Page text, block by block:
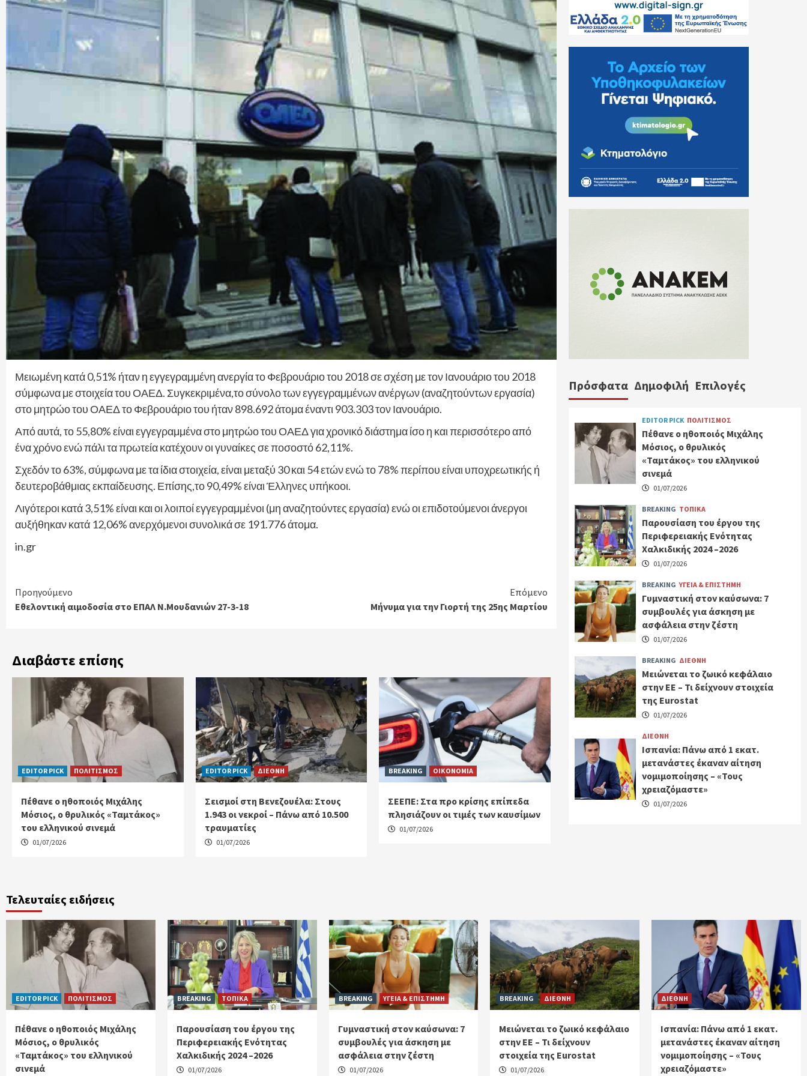
Μειωμένη κατά 0,51% ήταν η εγγεγραμμένη ανεργία το Φεβρουάριο του 2018 σε σχέση με τον Ιανουάριο του 2018
σύμφωνα με στοιχεία του ΟΑΕΔ. Συγκεκριμένα,το σύνολο των εγγεγραμμένων ανέργων (αναζητούντων εργασία)
στο μητρώο του ΟΑΕΔ το Φεβρουάριο του ήταν 898.692 άτομα έναντι 903.303 τον Ιανουάριο.
Από αυτά, το 55,80% είναι εγγεγραμμένα στο μητρώο του ΟΑΕΔ για χρονικό διάστημα ίσο η και περισσότερο από
ένα χρόνο ενώ πάλι τα πρωτεία κατέχουν οι γυναίκες σε ποσοστό 62,11%.
Σχεδόν το 63%, σύμφωνα με τα ίδια στοιχεία, είναι μεταξύ 30 και 54 ετών ενώ το 78% περίπου είναι υποχρεωτικής ή
δευτεροβάθμιας εκπαίδευσης. Επίσης,το 90,49% είναι Έλληνες υπήκοοι.
Λιγότεροι κατά 3,51% είναι και οι λοιποί εγγεγραμμένοι (μη αναζητούντες εργασία) ενώ οι επιδοτούμενοι άνεργοι
αυξήθηκαν κατά 12,06% ανερχόμενοι συνολικά σε 191.776 άτομα.
in.gr
Continue
Reading
Προηγούμενο
Εθελοντική αιμοδοσία στο ΕΠΑΛ Ν.Μουδανιών 27-3-18
Επόμενο
Μήνυμα για την Γιορτή της 25ης Μαρτίου
Διαβάστε επίσης
EDITOR PICK ΠΟΛΙΤΙΣΜΟΣ
Πέθανε ο ηθοποιός Μιχάλης
Μόσιος, ο θρυλικός «Ταμτάκος»
του ελληνικού σινεμά
01/07/2026
EDITOR PICK ΔΙΕΘΝΗ
Σεισμοί στη Βενεζουέλα: Στους
1.943 οι νεκροί – Πάνω από 10.500
τραυματίες
01/07/2026
BREAKING ΟΙΚΟΝΟΜΙΑ
ΣΕΕΠΕ: Στα προ κρίσης επίπεδα
πλησιάζουν οι τιμές των καυσίμων
01/07/2026
Πρόσφατα Δημοφιλή Επιλογές
EDITOR PICK ΠΟΛΙΤΙΣΜΟΣ
Πέθανε ο ηθοποιός Μιχάλης
Μόσιος, ο θρυλικός
«Ταμτάκος» του ελληνικού
σινεμά
01/07/2026
BREAKING ΤΟΠΙΚΑ
Παρουσίαση του έργου της
Περιφερειακής Ενότητας
Χαλκιδικής 2024 –2026
01/07/2026
BREAKING ΥΓΕΙΑ & ΕΠΙΣΤΗΜΗ
Γυμναστική στον καύσωνα: 7
συμβουλές για άσκηση με
ασφάλεια στην ζέστη
01/07/2026
BREAKING ΔΙΕΘΝΗ
Μειώνεται το ζωικό κεφάλαιο
στην ΕΕ – Τι δείχνουν στοιχεία
της Eurostat
01/07/2026
ΔΙΕΘΝΗ
Ισπανία: Πάνω από 1 εκατ.
μετανάστες έκαναν αίτηση
νομιμοποίησης – «Τους
χρειαζόμαστε»
01/07/2026
Τελευταίες ειδήσεις
EDITOR PICK ΠΟΛΙΤΙΣΜΟΣ
Πέθανε ο ηθοποιός Μιχάλης
Μόσιος, ο θρυλικός
«Ταμτάκος» του ελληνικού
σινεμά
BREAKING ΤΟΠΙΚΑ
Παρουσίαση του έργου της
Περιφερειακής Ενότητας
Χαλκιδικής 2024 –2026
01/07/2026
BREAKING ΥΓΕΙΑ & ΕΠΙΣΤΗΜΗ
Γυμναστική στον καύσωνα: 7
συμβουλές για άσκηση με
ασφάλεια στην ζέστη
01/07/2026
BREAKING ΔΙΕΘΝΗ
Μειώνεται το ζωικό κεφάλαιο
στην ΕΕ – Τι δείχνουν
στοιχεία της Eurostat
01/07/2026
ΔΙΕΘΝΗ
Ισπανία: Πάνω από 1 εκατ.
μετανάστες έκαναν αίτηση
νομιμοποίησης – «Τους
χρειαζόμαστε»